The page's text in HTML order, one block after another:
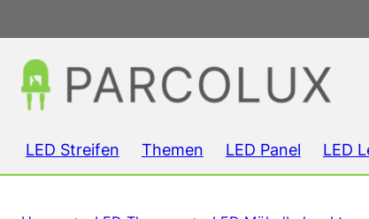
LED Streifen Themen LED Panel LED